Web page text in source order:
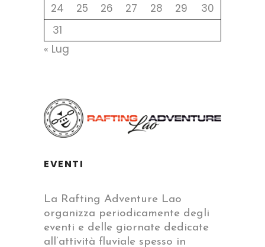
24
25 26 27 28 29
30
31
« Lug
EVENTI
La Rafting Adventure Lao
organizza periodicamente degli
eventi e delle giornate dedicate
all’attività fluviale spesso in